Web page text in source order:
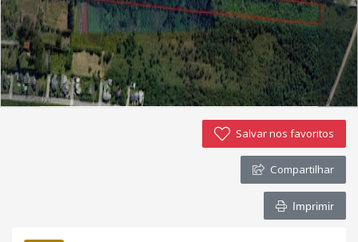
Salvar nos favoritos
Compartilhar
Imprimir